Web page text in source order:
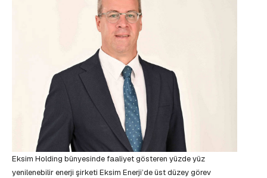
Eksim Holding bünyesinde faaliyet gösteren yüzde yüz
yenilenebilir enerji şirketi Eksim Enerji’de üst düzey görev